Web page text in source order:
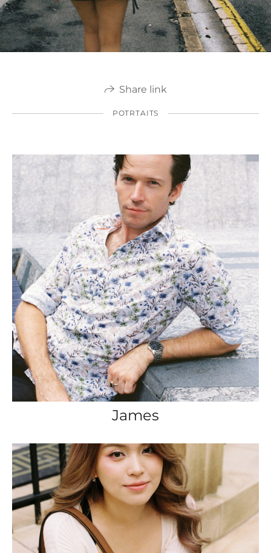
Share link
POTRTAITS
James